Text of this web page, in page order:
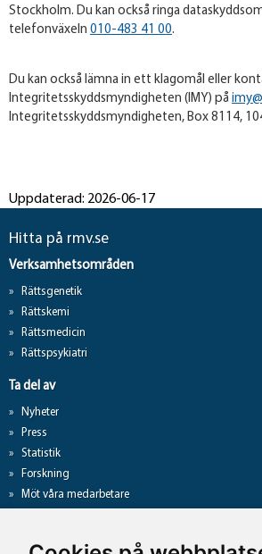
Stockholm. Du kan också ringa
telefonväxeln 010-483 41 00.
Du kan också lämna in ett klagomål eller
Integritetsskyddsmyndigheten (IMY) på
Integritetsskyddsmyndigheten, Box 8114,
Uppdaterad: 2026-06-17
Hitta på rmv.se
Verksamhetsområden
Rättsgenetik
Rättskemi
Rättsmedicin
Rättspsykiatri
Ta del av
Nyheter
Press
Statistik
Forskning
Möt våra medarbetare